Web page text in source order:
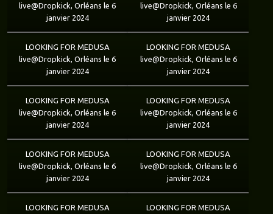
live@Dropkick, Orléans le 6
janvier 2024
live@Dropkick, Orléans le 6
janvier 2024
LOOKING FOR MEDUSA
live@Dropkick, Orléans le 6
janvier 2024
LOOKING FOR MEDUSA
live@Dropkick, Orléans le 6
janvier 2024
LOOKING FOR MEDUSA
live@Dropkick, Orléans le 6
janvier 2024
LOOKING FOR MEDUSA
live@Dropkick, Orléans le 6
janvier 2024
LOOKING FOR MEDUSA
live@Dropkick, Orléans le 6
janvier 2024
LOOKING FOR MEDUSA
live@Dropkick, Orléans le 6
janvier 2024
LOOKING FOR MEDUSA
LOOKING FOR MEDUSA